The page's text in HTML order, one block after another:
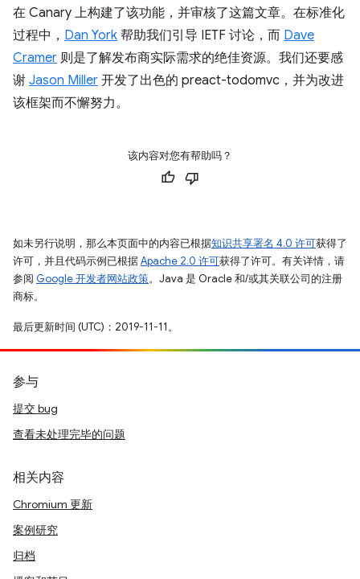
在 Canary 上构建了该功能，并审核了这篇文章。在标准化
过程中， Dan York 帮助我们引导 IETF 讨论，而 Dave
Cramer 则是了解发布商实际需求的绝佳资源。我们还要感
谢 Jason Miller 开发了出色的 preact-todomvc，并为改进
该框架而不懈努力。
该内容对您有帮助吗？
如未另行说明，那么本页面中的内容已根据知识共享署名 4.0 许可获得了
许可，并且代码示例已根据Apache 2.0 许可获得了许可。有关详情，请
参阅 Google 开发者网站政策。Java 是 Oracle 和/或其关联公司的注册
商标。
最后更新时间 (UTC)：2019-11-11。
参与
提交 bug
查看未处理完毕的问题
相关内容
Chromium 更新
案例研究
归档